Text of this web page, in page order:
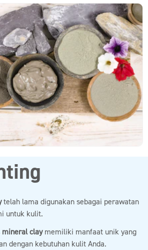
telah lama digunakan sebagai perawatan
untuk kulit.
mineral claymemiliki manfaat unik yang
dengan kebutuhan kulit Anda.